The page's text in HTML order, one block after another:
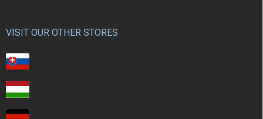
VISIT OUR OTHER STORES